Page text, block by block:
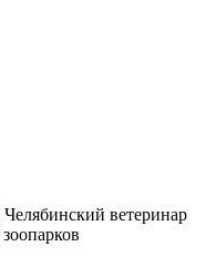
Челябинский ветеринар